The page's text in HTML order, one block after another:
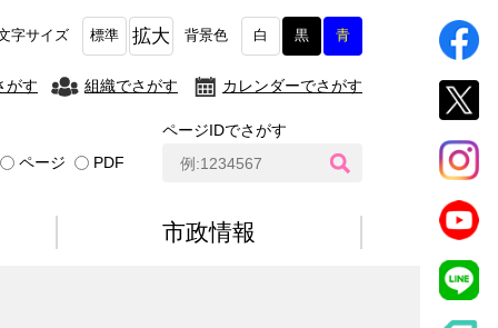
字サイズ 標準 拡大 背景色 白 黒 青
がす 組織でさがす カレンダーでさがす
ページ PDF
ページIDでさがす
I
D
市政情報